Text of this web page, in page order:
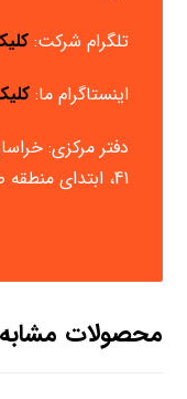
تلگرام شرکت:
اینستاگرام ما:
دفتر مرکزی:
41، ابتدای منطقه صنعتی نوری
محصولات مشابه